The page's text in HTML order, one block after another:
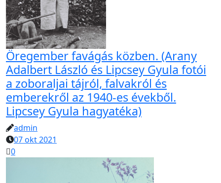
Öregember favágás közben. (Arany
Adalbert László és Lipcsey Gyula fotói
a zoboraljai tájról, falvakról és
emberekről az 1940-es évekből.
Lipcsey Gyula hagyatéka)
admin
07 okt 2021
0